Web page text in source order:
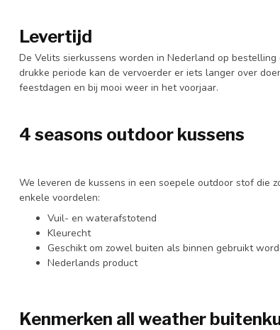
Levertijd
De Velits sierkussens worden in Nederland op
drukke periode kan de vervoerder er iets langer over
feestdagen en bij mooi weer in het voorjaar.
4 seasons outdoor kussens
We leveren de kussens in een soepele outdoor stof die
enkele voordelen:
Vuil- en waterafstotend
Kleurecht
Geschikt om zowel buiten als binnen gebruikt
Nederlands product
Kenmerken all weather